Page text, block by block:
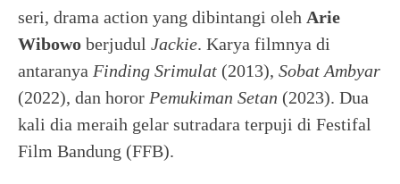
seri, drama action yang dibintangi oleh Arie
Wibowo berjudul Jackie. Karya filmnya di
antaranya Finding Srimulat (2013), Sobat Ambyar
(2022), dan horor Pemukiman Setan (2023). Dua
kali dia meraih gelar sutradara terpuji di Festifal
Film Bandung (FFB).